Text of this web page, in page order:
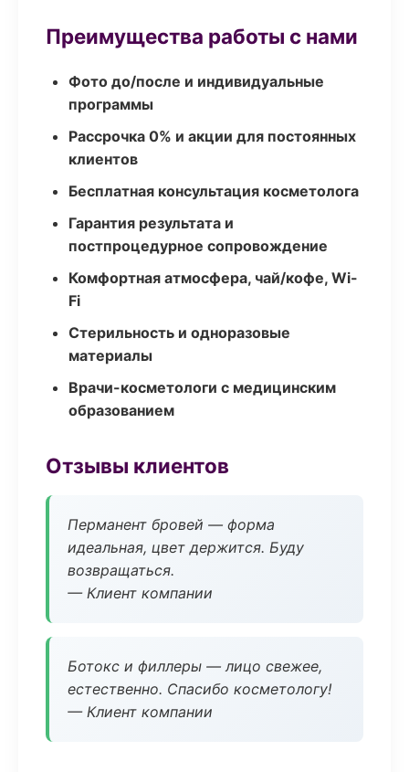
Преимущества работы с нами
Фото до/после и индивидуальные
программы
Рассрочка 0% и акции для постоянных
клиентов
Бесплатная консультация косметолога
Гарантия результата и
постпроцедурное сопровождение
Комфортная атмосфера, чай/кофе, Wi-
Fi
Стерильность и одноразовые
материалы
Врачи-косметологи с медицинским
образованием
Отзывы клиентов
Перманент бровей — форма
идеальная, цвет держится. Буду
возвращаться.
— Клиент компании
Ботокс и филлеры — лицо свежее,
естественно. Спасибо косметологу!
— Клиент компании